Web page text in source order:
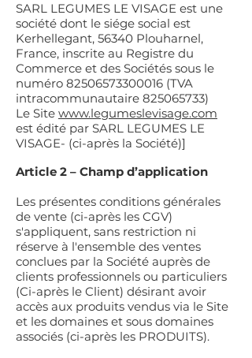
SARL LEGUMES LE VISAGE est une
société dont le siége social est
Kerhellegant, 56340 Plouharnel,
France, inscrite au Registre du
Commerce et des Sociétés sous le
numéro 82506573300016 (TVA
intracommunautaire 825065733)
Le Site www.legumeslevisage.com
est édité par SARL LEGUMES LE
VISAGE- (ci-après la Société)]
Article 2 – Champ d’application
Les présentes conditions générales
de vente (ci-après les CGV)
s'appliquent, sans restriction ni
réserve à l'ensemble des ventes
conclues par la Société auprès de
clients professionnels ou particuliers
(Ci-après le Client) désirant avoir
accès aux produits vendus via le Site
et les domaines et sous domaines
associés (ci-après les PRODUITS).